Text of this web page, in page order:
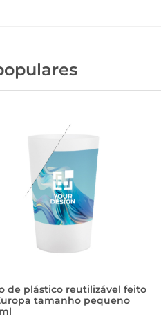
de plástico reutilizável feito
tamanho pequeno